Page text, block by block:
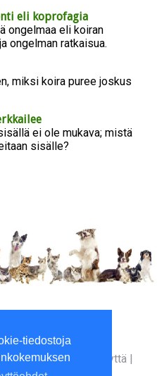
tiedostoja
eli koprofagia
ongelmaa eli koiran
ongelman ratkaisua.
miksi koira puree joskus
ei ole mukava; mistä
sisälle?
(ma-to 9-16)
Maksutavat|Ota yhteyttä |